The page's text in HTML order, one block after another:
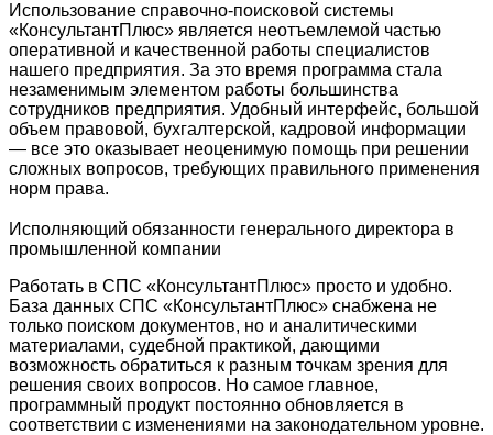
Использование справочно-поисковой системы
«КонсультантПлюс» является неотъемлемой частью
оперативной и качественной работы специалистов
нашего предприятия. За это время программа стала
незаменимым элементом работы большинства
сотрудников предприятия. Удобный интерфейс, большой
объем правовой, бухгалтерской, кадровой информации
— все это оказывает неоценимую помощь при решении
сложных вопросов, требующих правильного применения
норм права.
Исполняющий обязанности генерального директора в
промышленной компании
Работать в СПС «КонсультантПлюс» просто и удобно.
База данных СПС «КонсультантПлюс» снабжена не
только поиском документов, но и аналитическими
материалами, судебной практикой, дающими
возможность обратиться к разным точкам зрения для
решения своих вопросов. Но самое главное,
программный продукт постоянно обновляется в
соответствии с изменениями на законодательном уровне.